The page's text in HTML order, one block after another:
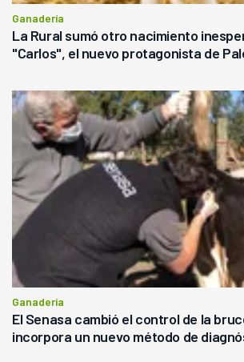
Ganadería
La Rural sumó otro nacimiento
"Carlos", el nuevo protagonista de
Ganadería
El Senasa cambió el control de la
incorpora un nuevo método de